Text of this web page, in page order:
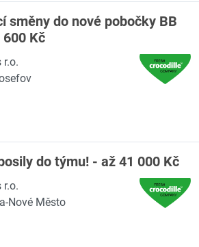
směny do nové pobočky BB
Kč
r.o.
do týmu! - až 41 000 Kč
r.o.
Nové Město